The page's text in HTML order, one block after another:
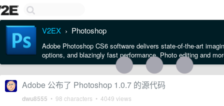
V2EX › Photoshop
Adobe Photoshop CS6 software delivers state-of-the-art
options, and blazingly fast performance. Photo editing and
Adobe 公布了 Photoshop 1.0.7 的源代码
dwu8555 • 98 characters • 4049 views